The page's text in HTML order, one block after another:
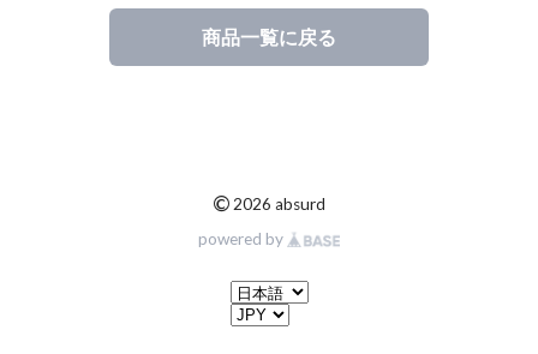
商品一覧に戻る
© 2026 absurd
powered by